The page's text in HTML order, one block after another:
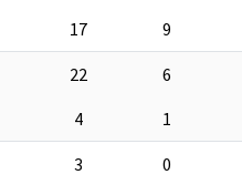
17 9
22 6
4 1
3 0